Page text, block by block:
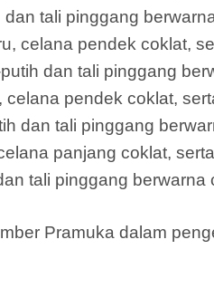
tali pinggang
celana pendek coklat,
dan tali pinggang
pendek coklat,
dan tali pinggang
panjang coklat,
tali pinggang berwarna
Pramuka dalam